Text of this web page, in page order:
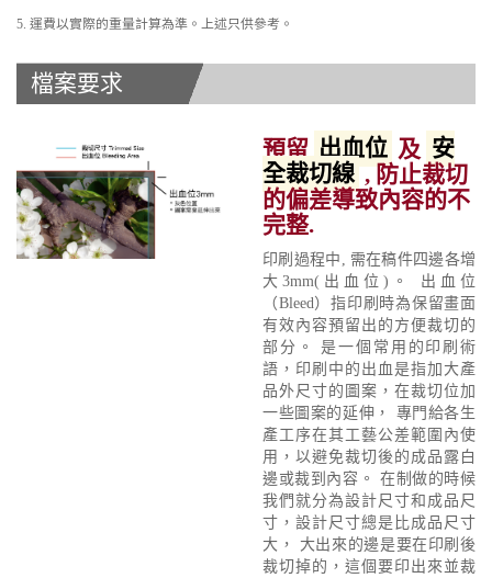
5. 運費以實際的重量計算為準。上述只供參考。
檔案要求
預留 出血位 及 安
全裁切線, 防止裁切
的偏差導致內容的不
完整.
印刷過程中, 需在稿件四邊各增
大3mm(出血位)。 出血位
（Bleed）指印刷時為保留畫面
有效內容預留出的方便裁切的
部分。 是一個常用的印刷術
語，印刷中的出血是指加大產
品外尺寸的圖案，在裁切位加
一些圖案的延伸， 專門給各生
產工序在其工藝公差範圍內使
用，以避免裁切後的成品露白
邊或裁到內容。 在制做的時候
我們就分為設計尺寸和成品尺
寸，設計尺寸總是比成品尺寸
大， 大出來的邊是要在印刷後
裁切掉的，這個要印出來並裁